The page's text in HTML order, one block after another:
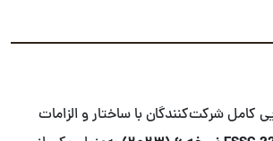
کامل شرکت‌کنندگان با ساختار و الزامات